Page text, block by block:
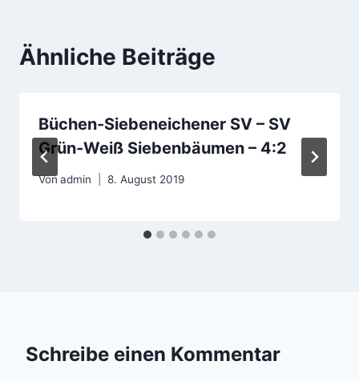
Ähnliche Beiträge
Büchen-Siebeneichener SV – SV
Grün-Weiß Siebenbäumen – 4:2
Vonadmin 8. August 2019
Schreibe einen Kommentar